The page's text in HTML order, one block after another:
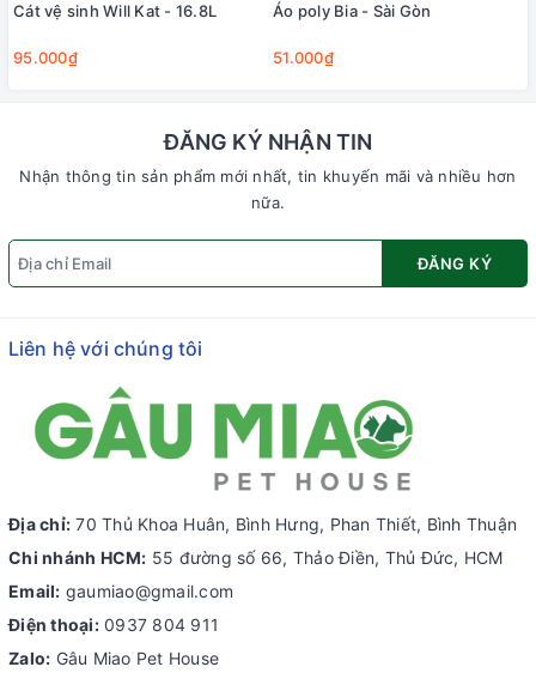
Cát vệ sinh Will Kat - 16.8L
95.000₫
Áo poly Bia - Sài Gòn
51.000₫
ĐĂNG KÝ NHẬN TIN
Nhận thông tin sản phẩm mới nhất, tin khuyến mãi và nhiều hơn
nữa.
ĐĂNG KÝ
Liên hệ với chúng tôi
Địa chỉ: 70 Thủ Khoa Huân, Bình Hưng, Phan Thiết, Bình Thuận
Chi nhánh HCM: 55 đường số 66, Thảo Điền, Thủ Đức, HCM
Email: gaumiao@gmail.com
Điện thoại: 0937 804 911
Zalo: Gâu Miao Pet House